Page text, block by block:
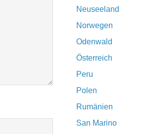
Neuseeland
Norwegen
Odenwald
Österreich
Peru
Polen
Rumänien
San Marino